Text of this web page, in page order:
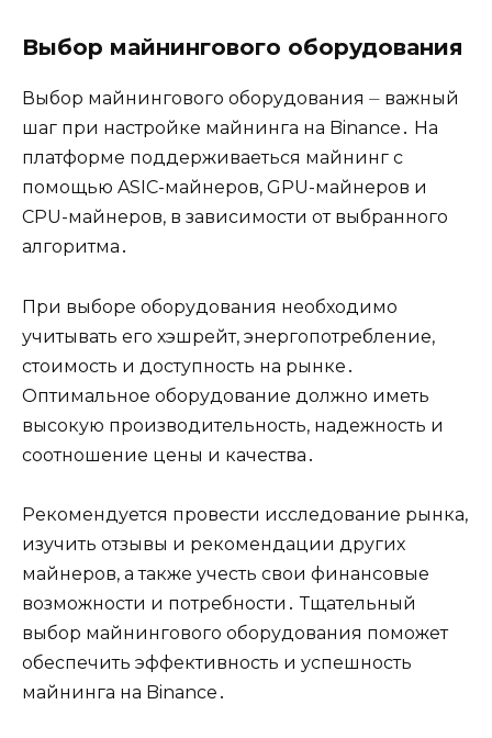
Выбор майнингового оборудования
Выбор майнингового оборудования ⏤ важный
шаг при настройке майнинга на Binance․ На
платформе поддерживаеться майнинг с
помощью ASIC-майнеров, GPU-майнеров и
CPU-майнеров, в зависимости от выбранного
алгоритма․
При выборе оборудования необходимо
учитывать его хэшрейт, энергопотребление,
стоимость и доступность на рынке․
Оптимальное оборудование должно иметь
высокую производительность, надежность и
соотношение цены и качества․
Рекомендуется провести исследование рынка,
изучить отзывы и рекомендации других
майнеров, а также учесть свои финансовые
возможности и потребности․ Тщательный
выбор майнингового оборудования поможет
обеспечить эффективность и успешность
майнинга на Binance․